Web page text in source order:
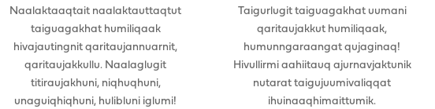
Naalaktaaqtait naalaktauttaqtut
taiguagakhat humiliqaak
hivajautingnit qaritaujannuarnit,
qaritaujakkullu. Naalaglugit
titiraujakhuni, niqhuqhuni,
unaguiqhiqhuni, hulibluni iglumi!
Taigurlugit taiguagakhat uumani
qaritaujakkut humiliqaak,
humunngaraangat qujaginaq!
Hivullirmi aahiitauq ajurnavjaktunik
nutarat taigujuumivaliqqat
ihuinaaqhimaittumik.